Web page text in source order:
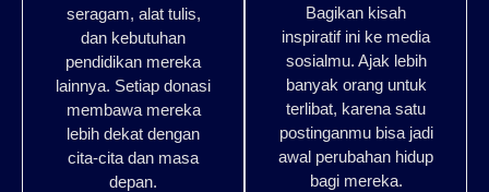
seragam, alat tulis,
dan kebutuhan
pendidikan mereka
lainnya. Setiap donasi
membawa mereka
lebih dekat dengan
cita-cita dan masa
depan.
Bagikan kisah
inspiratif ini ke media
sosialmu. Ajak lebih
banyak orang untuk
terlibat, karena satu
postinganmu bisa jadi
awal perubahan hidup
bagi mereka.